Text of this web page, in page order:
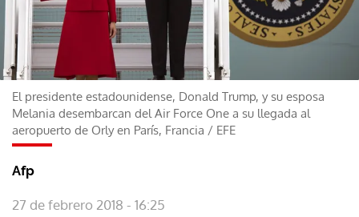
El presidente estadounidense, Donald Trump, y su esposa
Melania desembarcan del Air Force One a su llegada al
aeropuerto de Orly en París, Francia / EFE
Afp
27 de febrero 2018 - 16:25